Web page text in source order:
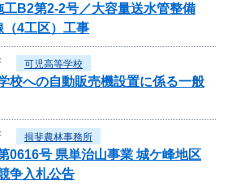
工B2第2-2号／大容量送水管整備
4工区）工事
可児高等学校
校への自動販売機設置に係る一般
揖斐農林事務所
0616号 県単治山事業 城ケ峰地区
争入札公告